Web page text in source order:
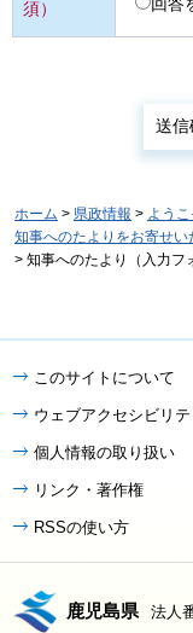
須）
ホーム > 県政情報 > よう
知事へのたよりをお寄せい
> 知事へのたより（入力フ
このサイトについて
ウェブアクセシビリ
個人情報の取り扱い
リンク・著作権
RSSの使い方
鹿児島県 法人